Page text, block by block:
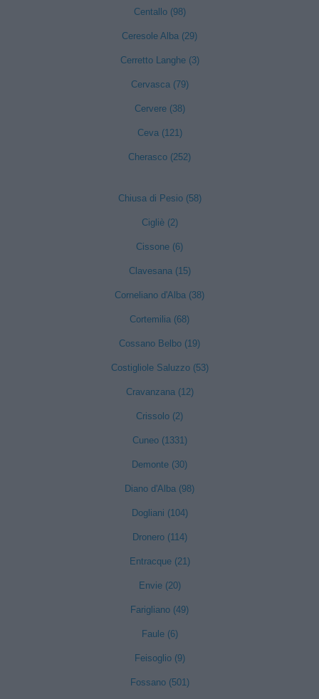
Centallo (98)
Ceresole Alba (29)
Cerretto Langhe (3)
Cervasca (79)
Cervere (38)
Ceva (121)
Cherasco (252)
Chiusa di Pesio (58)
Cigliè (2)
Cissone (6)
Clavesana (15)
Corneliano d'Alba (38)
Cortemilia (68)
Cossano Belbo (19)
Costigliole Saluzzo (53)
Cravanzana (12)
Crissolo (2)
Cuneo (1331)
Demonte (30)
Diano d'Alba (98)
Dogliani (104)
Dronero (114)
Entracque (21)
Envie (20)
Farigliano (49)
Faule (6)
Feisoglio (9)
Fossano (501)